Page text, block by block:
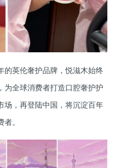
的英伦奢护品牌，悦滋木始终
为全球消费者打造口腔奢护护
场，再登陆中国，将沉淀百年
。